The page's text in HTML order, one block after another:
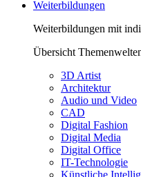
Weiterbildungen
Weiterbildungen mit
Übersicht
3D Artist
Architektur
Audio und Video
CAD
Digital Fashion
Digital Media
Digital Office
IT-Technologie
Künstliche